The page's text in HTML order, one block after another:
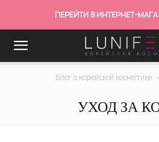
ПЕРЕЙТИ В ИНТЕРНЕТ-
Блог о корейской косметике
УХОД ЗА